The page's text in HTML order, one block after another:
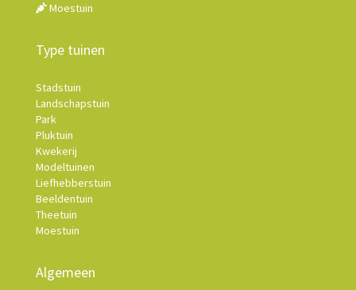
Moestuin
Type tuinen
Stadstuin
Landschapstuin
Park
Pluktuin
Kwekerij
Modeltuinen
Liefhebberstuin
Beeldentuin
Theetuin
Moestuin
Algemeen